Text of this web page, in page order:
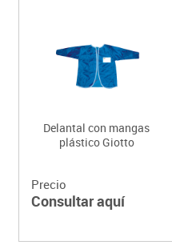
Delantal con mangas
plástico Giotto
Precio
Consultar aquí